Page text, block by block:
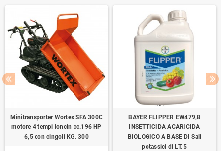
Minitransporter Wortex SFA 300C
motore 4 tempi loncin cc.196 HP
6,5 con cingoli KG. 300
BAYER FLIPPER EW479,8
INSETTICIDA ACARICIDA
BIOLOGICO A BASE DI Sali
potassici di LT. 5